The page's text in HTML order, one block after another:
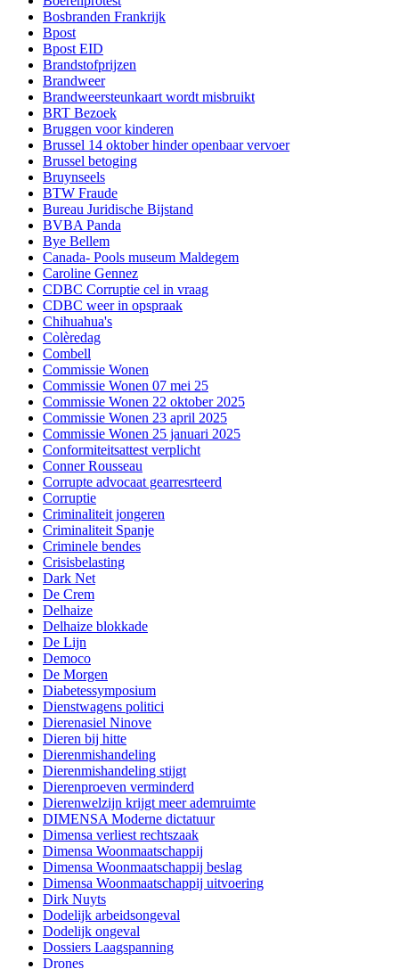
Bosbranden Frankrijk
Bpost
Bpost EID
Brandstofprijzen
Brandweer
Brandweersteunkaart wordt misbruikt
BRT Bezoek
Bruggen voor kinderen
Brussel 14 oktober hinder openbaar vervoer
Brussel betoging
Bruynseels
BTW Fraude
Bureau Juridische Bijstand
BVBA Panda
Bye Bellem
Canada- Pools museum Maldegem
Caroline Gennez
CDBC Corruptie cel in vraag
CDBC weer in opspraak
Chihuahua's
Colèredag
Combell
Commissie Wonen
Commissie Wonen 07 mei 25
Commissie Wonen 22 oktober 2025
Commissie Wonen 23 april 2025
Commissie Wonen 25 januari 2025
Conformiteitsattest verplicht
Conner Rousseau
Corrupte advocaat gearresrteerd
Corruptie
Criminaliteit jongeren
Criminaliteit Spanje
Criminele bendes
Crisisbelasting
Dark Net
De Crem
Delhaize
Delhaize blokkade
De Lijn
Democo
De Morgen
Diabetessymposium
Dienstwagens politici
Dierenasiel Ninove
Dieren bij hitte
Dierenmishandeling
Dierenmishandeling stijgt
Dierenproeven verminderd
Dierenwelzijn krijgt meer ademruimte
DIMENSA Moderne dictatuur
Dimensa verliest rechtszaak
Dimensa Woonmaatschappij
Dimensa Woonmaatschappij beslag
Dimensa Woonmaatschappij uitvoering
Dirk Nuyts
Dodelijk arbeidsongeval
Dodelijk ongeval
Dossiers Laagspanning
Drones